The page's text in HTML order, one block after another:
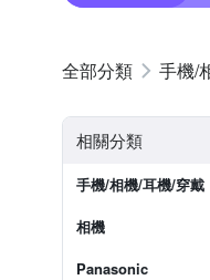
手機/
相關分類
手機/相機/耳機/穿戴
相機
Panasonic